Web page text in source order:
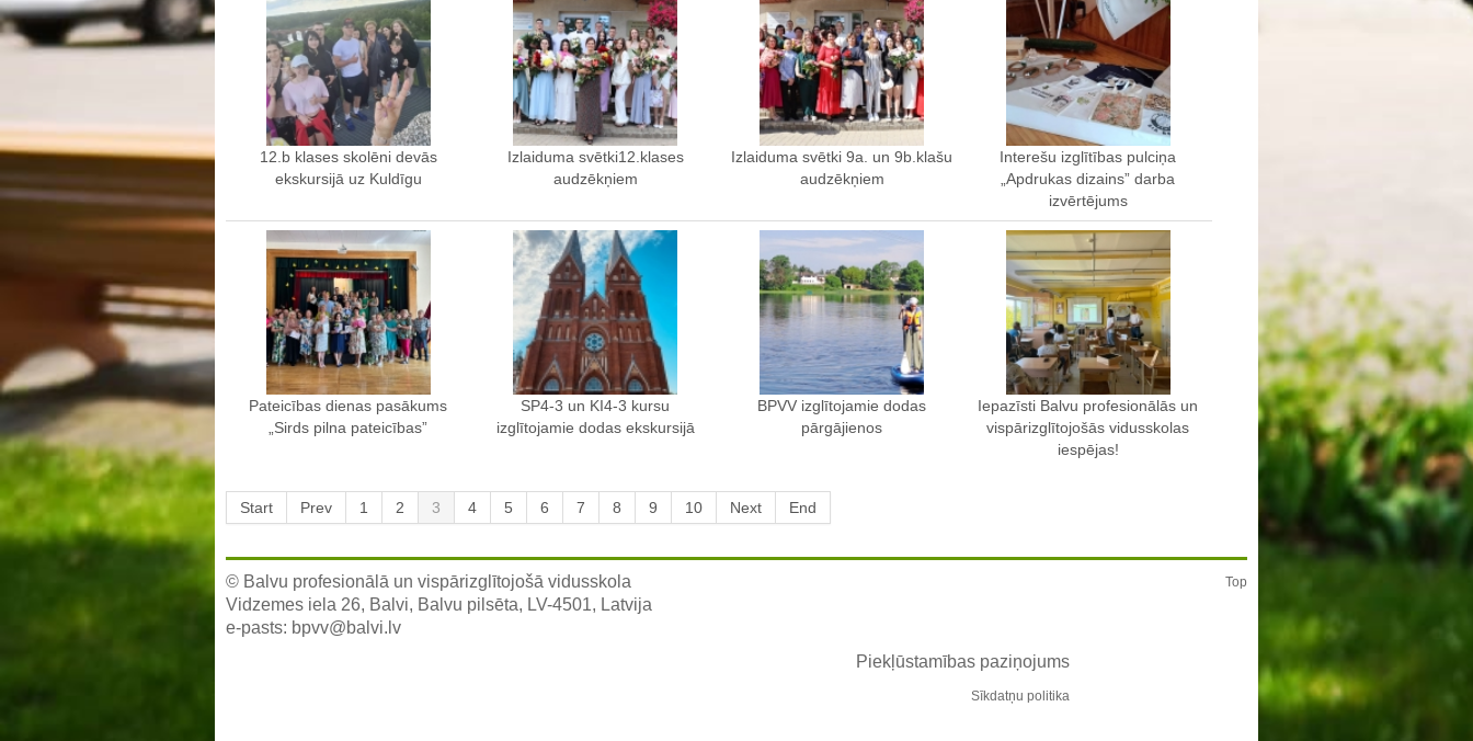
12.b klases skolēni devās
ekskursijā uz Kuldīgu
Izlaiduma svētki12.klases
audzēkņiem
Izlaiduma svētki 9a. un 9b.klašu
audzēkņiem
Interešu izglītības pulciņa
„Apdrukas dizains” darba
izvērtējums
Pateicības dienas pasākums
„Sirds pilna pateicības”
SP4-3 un KI4-3 kursu
izglītojamie dodas ekskursijā
BPVV izglītojamie dodas
pārgājienos
Iepazīsti Balvu profesionālās un
vispārizglītojošās vidusskolas
iespējas!
Start Prev 1 2 3 4 5 6 7 8 9 10 Next End
© Balvu profesionālā un vispārizglītojošā vidusskola
Vidzemes iela 26, Balvi, Balvu pilsēta, LV-4501, Latvija
e-pasts: bpvv@balvi.lv
Piekļūstamības paziņojums
Sīkdatņu politika
Top